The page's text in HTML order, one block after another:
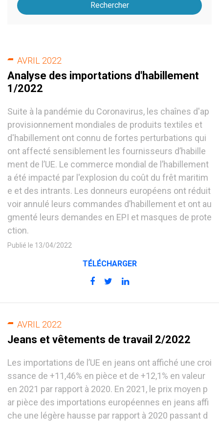
Rechercher
AVRIL 2022
Analyse des importations d'habillement
1/2022
Suite à la pandémie du Coronavirus, les chaînes d'ap
provisionnement mondiales de produits textiles et
d'habillement ont connu de fortes perturbations qui
ont affecté sensiblement les fournisseurs d’habille
ment de l’UE. Le commerce mondial de l’habillement
a été impacté par l'explosion du coût du frêt maritim
e et des intrants. Les donneurs européens ont réduit
voir annulé leurs commandes d’habillement et ont au
gmenté leurs demandes en EPI et masques de prote
ction.
Publié le 13/04/2022
TÉLÉCHARGER
AVRIL 2022
Jeans et vêtements de travail 2/2022
Les importations de l’UE en jeans ont affiché une croi
ssance de +11,46% en pièce et de +12,1% en valeur
en 2021 par rapport à 2020. En 2021, le prix moyen p
ar pièce des importations européennes en jeans affi
che une légère hausse par rapport à 2020 passant d